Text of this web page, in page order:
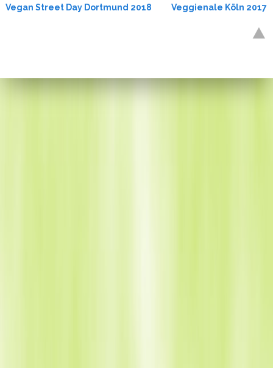
Vegan Street Day Dortmund 2018
Veggienale Köln 2017